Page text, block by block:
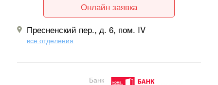
Онлайн заявка
Пресненский пер., д. 6, пом. IV
все отделения
Банк